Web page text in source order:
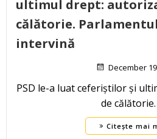
ultimul drept:
călătorie.
intervină
December
PSD le-a luat ceferiștilor și
de
Citește mai